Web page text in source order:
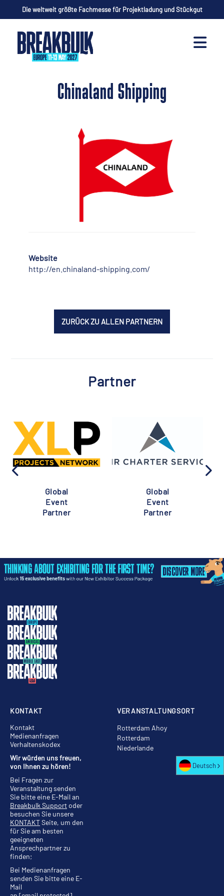
Die weltweit größte Fachmesse für Projektladung und Stückgut
Chinaland Shipping
Website
http://en.chinaland-shipping.com/
ZURÜCK ZU ALLEN PARTNERN
Partner
Global
Event
Partner
Global
Event
Partner
VERANSTALTUNGSORT
Rotterdam Ahoy
Rotterdam
Niederlande
KONTAKT
Kontakt
Medienanfragen
Verhaltenskodex
Wir würden uns freuen,
von Ihnen zu hören!
Bei Fragen zur
Veranstaltung senden
Sie bitte eine E-Mail an
Breakbulk Supportoder
besuchen Sie unsere
KONTAKTSeite, um den
für Sie am besten
geeigneten
Ansprechpartner zu
finden;
Bei Medienanfragen
senden Sie bitte eine E-
Mail
Deutsch